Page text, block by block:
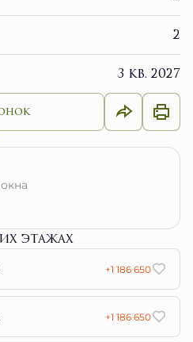
2
3 кв. 2027
этажах
+1 186 650
+233 250